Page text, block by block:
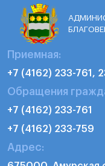
Приемная:
+7 (4162) 233-761,
Обращения
+7 (4162) 233-761
+7 (4162) 233-759
Адрес: